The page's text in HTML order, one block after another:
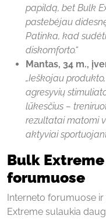
papildą, bet Bulk
pastebėjau
Patinka, kad
diskomforto.“
Mantas, 34 m.,
„Ieškojau
agresyvių
lūkesčius –
rezultatai matomi
aktyviai
Bulk
forumuose
Interneto forumuose
Extreme sulaukia